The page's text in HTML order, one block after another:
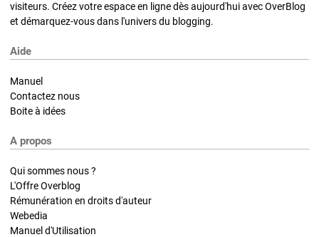
visiteurs. Créez votre espace en ligne dès aujourd'hui avec OverBlog
et démarquez-vous dans l'univers du blogging.
Aide
Manuel
Contactez nous
Boite à idées
A propos
Qui sommes nous ?
L'Offre Overblog
Rémunération en droits d'auteur
Webedia
Manuel d'Utilisation